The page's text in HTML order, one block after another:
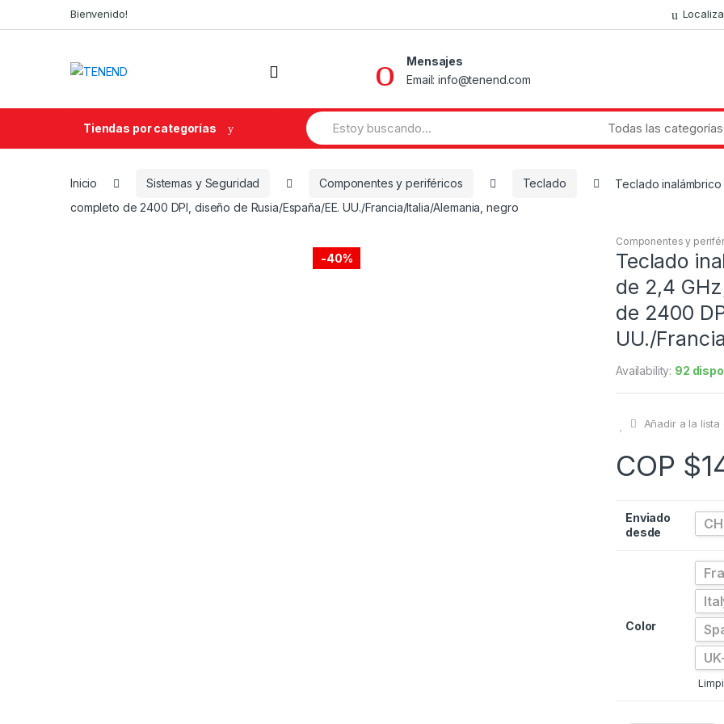
to
to
Bienvenido!
Mensajes
Email: info@tenend.com
Tiendas por categorías
Search
for:
Inicio Sistemas y Seguridad Componentes y periféricos Teclado
Teclado
completo de 2400 DPI, diseño de Rusia/España/EE. UU./Francia/Italia/Alemania, negro
-40%
Componentes y
Teclado
de 2,4
de 2400
UU./
Availability: 92
Añadir a la
COP $
Enviado
desde
Color